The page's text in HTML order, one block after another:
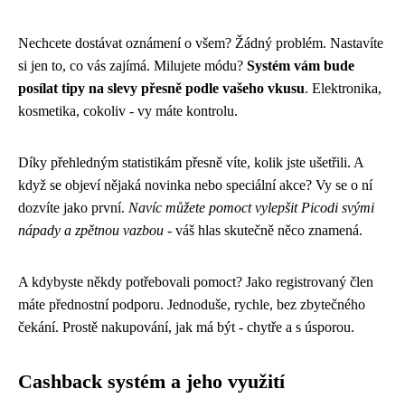
Nechcete dostávat oznámení o všem? Žádný problém. Nastavíte
si jen to, co vás zajímá. Milujete módu? Systém vám bude
posílat tipy na slevy přesně podle vašeho vkusu. Elektronika,
kosmetika, cokoliv - vy máte kontrolu.
Díky přehledným statistikám přesně víte, kolik jste ušetřili. A
když se objeví nějaká novinka nebo speciální akce? Vy se o ní
dozvíte jako první. Navíc můžete pomoct vylepšit Picodi svými
nápady a zpětnou vazbou - váš hlas skutečně něco znamená.
A kdybyste někdy potřebovali pomoct? Jako registrovaný člen
máte přednostní podporu. Jednoduše, rychle, bez zbytečného
čekání. Prostě nakupování, jak má být - chytře a s úsporou.
Cashback systém a jeho využití